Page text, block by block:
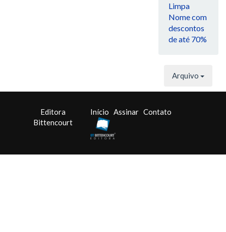
Limpa
Nome com
descontos
de até 70%
Arquivo
Editora
Bittencourt
Início Assinar Contato